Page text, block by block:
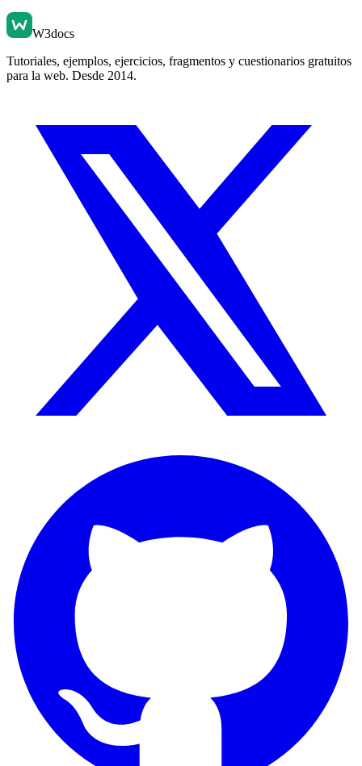
W3docs
Tutoriales, ejemplos, ejercicios, fragmentos y cuestionarios gratuitos
para la web. Desde 2014.